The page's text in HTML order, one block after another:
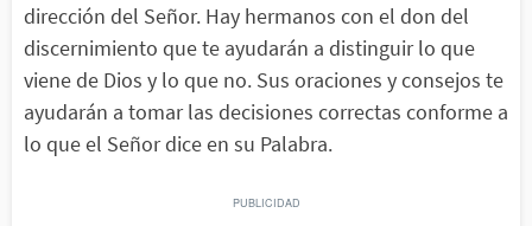
dirección del Señor. Hay hermanos con el don del
discernimiento que te ayudarán a distinguir lo que
viene de Dios y lo que no. Sus oraciones y consejos te
ayudarán a tomar las decisiones correctas conforme a
lo que el Señor dice en su Palabra.